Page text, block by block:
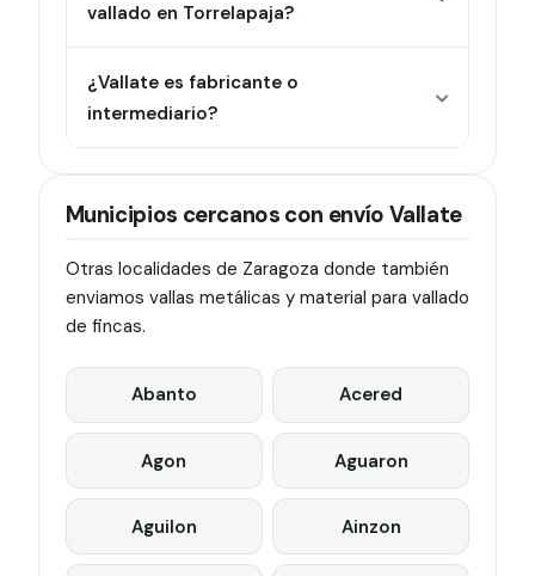
vallado en Torrelapaja?
¿Vallate es fabricante o
intermediario?
Municipios cercanos con envío Vallate
Otras localidades de Zaragoza donde también
enviamos vallas metálicas y material para vallado
de fincas.
Abanto Acered
Agon Aguaron
Aguilon Ainzon